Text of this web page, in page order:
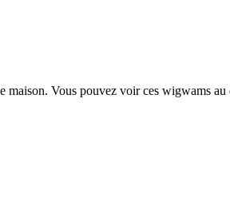
maison. Vous pouvez voir ces wigwams au